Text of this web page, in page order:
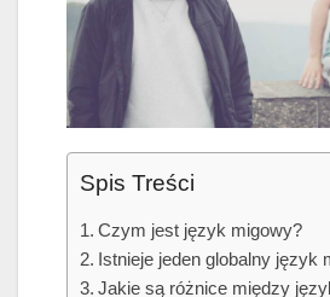
Spis Treści
Czym jest język migowy?
Istnieje jeden globalny język
Jakie są różnice między